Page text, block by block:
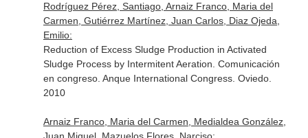
Rodríguez Pérez, Santiago, Arnaiz Franco, Maria del
Carmen, Gutiérrez Martínez, Juan Carlos, Diaz Ojeda,
Emilio:
Reduction of Excess Sludge Production in Activated
Sludge Process by Intermitent Aeration. Comunicación
en congreso. Anque International Congress. Oviedo.
2010
Arnaiz Franco, Maria del Carmen, Medialdea González,